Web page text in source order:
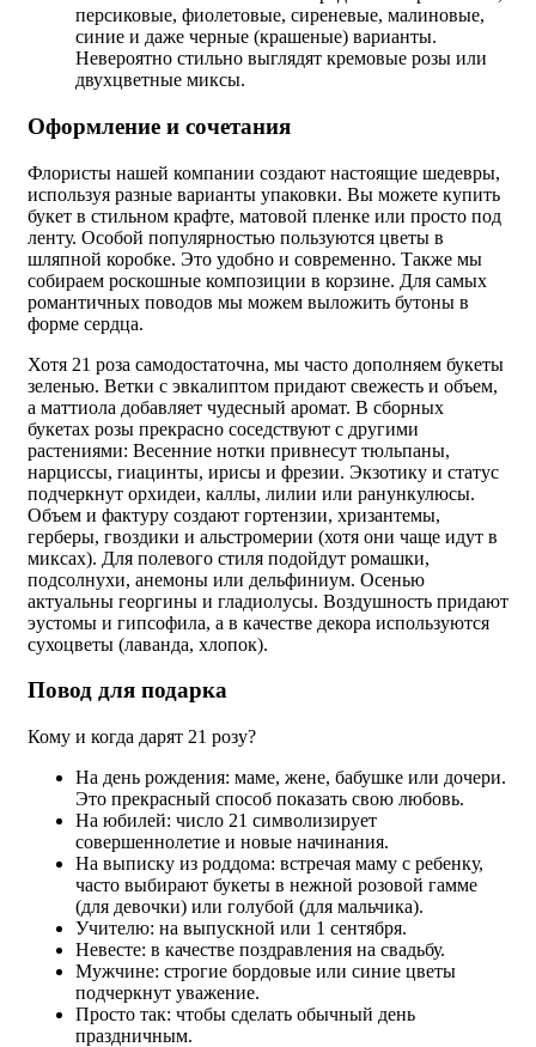
персиковые, фиолетовые, сиреневые, малиновые,
синие и даже черные (крашеные) варианты.
Невероятно стильно выглядят кремовые розы или
двухцветные миксы.
Оформление и сочетания
Флористы нашей компании создают настоящие шедевры,
используя разные варианты упаковки. Вы можете купить
букет в стильном крафте, матовой пленке или просто под
ленту. Особой популярностью пользуются цветы в
шляпной коробке. Это удобно и современно. Также мы
собираем роскошные композиции в корзине. Для самых
романтичных поводов мы можем выложить бутоны в
форме сердца.
Хотя 21 роза самодостаточна, мы часто дополняем букеты
зеленью. Ветки с эвкалиптом придают свежесть и объем,
а маттиола добавляет чудесный аромат. В сборных
букетах розы прекрасно соседствуют с другими
растениями: Весенние нотки привнесут тюльпаны,
нарциссы, гиацинты, ирисы и фрезии. Экзотику и статус
подчеркнут орхидеи, каллы, лилии или ранункулюсы.
Объем и фактуру создают гортензии, хризантемы,
герберы, гвоздики и альстромерии (хотя они чаще идут в
миксах). Для полевого стиля подойдут ромашки,
подсолнухи, анемоны или дельфиниум. Осенью
актуальны георгины и гладиолусы. Воздушность придают
эустомы и гипсофила, а в качестве декора используются
сухоцветы (лаванда, хлопок).
Повод для подарка
Кому и когда дарят 21 розу?
На день рождения: маме, жене, бабушке или дочери.
Это прекрасный способ показать свою любовь.
На юбилей: число 21 символизирует
совершеннолетие и новые начинания.
На выписку из роддома: встречая маму с ребенку,
часто выбирают букеты в нежной розовой гамме
(для девочки) или голубой (для мальчика).
Учителю: на выпускной или 1 сентября.
Невесте: в качестве поздравления на свадьбу.
Мужчине: строгие бордовые или синие цветы
подчеркнут уважение.
Просто так: чтобы сделать обычный день
праздничным.